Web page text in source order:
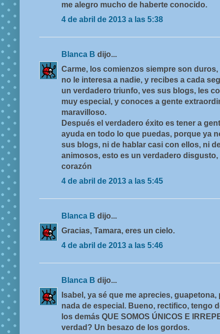
me alegro mucho de haberte conocido.
4 de abril de 2013 a las 5:38
Blanca B dijo...
Carme, los comienzos siempre son
no le interesa a nadie, y recibes a cada
un verdadero triunfo, ves sus blogs, les
muy especial, y conoces a gente
maravilloso.
Después el verdadero éxito es tener a
ayuda en todo lo que puedas, porque ya
sus blogs, ni de hablar casi con ellos, ni
animosos, esto es un verdadero
corazón
4 de abril de 2013 a las 5:45
Blanca B dijo...
Gracias, Tamara, eres un cielo.
4 de abril de 2013 a las 5:46
Blanca B dijo...
Isabel, ya sé que me aprecies,
nada de especial. Bueno, rectifico, tengo
los demás QUE SOMOS ÚNICOS E
verdad? Un besazo de los gordos.